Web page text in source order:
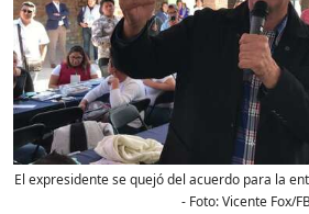
El expresidente se quejó del acuerdo para la
- Foto:Vicente Fox/